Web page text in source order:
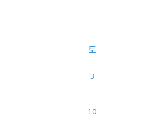
토
3
10